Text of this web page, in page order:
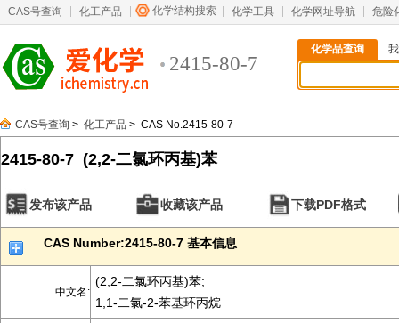
CAS号查询 化工产品 化学结构搜索 化学工具 化学网址导航 危险
2415-80-7
化学品查询
CAS号查询 > 化工产品 > CAS No.2415-80-7
2415-80-7 (2,2-二氯环丙基)苯
发布该产品 收藏该产品 下载PDF格式
CAS Number:2415-80-7 基本信息
中文名:
(2,2-二氯环丙基)苯;
1,1-二氯-2-苯基环丙烷